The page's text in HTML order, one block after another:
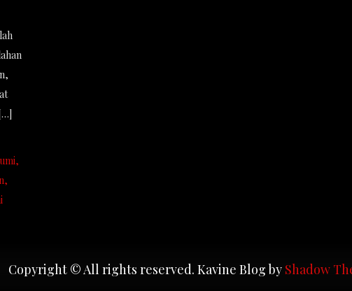
Copyright © All rights reserved. Kavine Blog by Shadow